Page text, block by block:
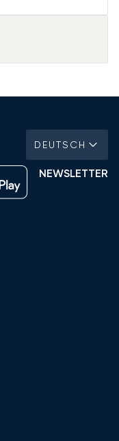
DEUTSCH
NEWSLETTER